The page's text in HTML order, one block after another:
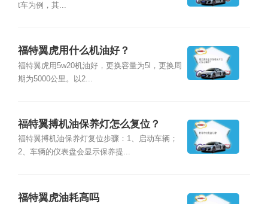
t车为例，其...
福特翼虎用什么机油好？
福特翼虎用5w20机油好，更换容量为5l，更换周
期为5000公里。以2...
福特翼搏机油保养灯怎么复位？
福特翼搏机油保养灯复位步骤：1、启动车辆；
2、车辆的仪表盘会显示保养提...
福特翼虎油耗高吗